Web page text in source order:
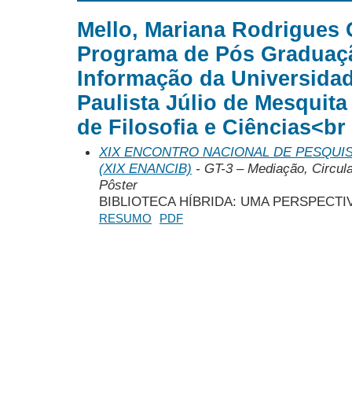
Mello, Mariana Rodrigues
Programa de Pós
Informação da
Paulista Júlio de
de Filosofia e
XIX ENCONTRO NACIONAL DE
(XIX ENANCIB) - GT-3 – Mediação,
Pôster
BIBLIOTECA HÍBRIDA: UMA
RESUMO PDF